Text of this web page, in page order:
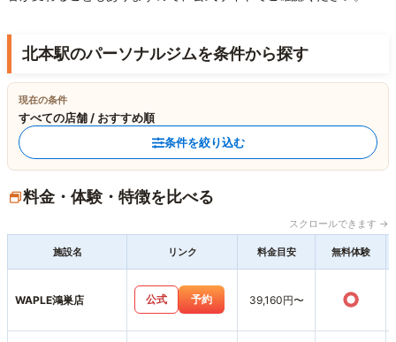
北本駅のパーソナルジムを条件から探す
現在の条件
すべての店舗 / おすすめ順
条件を絞り込む
料金・体験・特徴を比べる
スクロールできます →
施設名 リンク 料金目安 無料体験
WAPLE鴻巣店 公式 予約 39,160円〜 ○